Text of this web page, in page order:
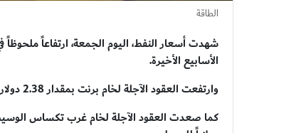
الطاقة
شهدت أسعار النفط، اليوم الجمعة، ارتفاعاً
الأسابيع الأخيرة.
وارتفعت العقود الآجلة لخام برنت بمقدار 2.38 دولار، أي بنسبة 2.3%، لتصل إلى 104.96 دولارات للبرميل.